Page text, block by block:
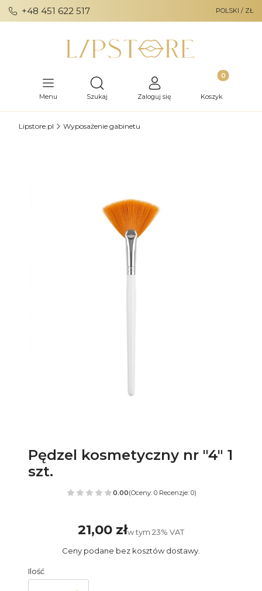
+48 451 622 517 POLSKI / ZŁ
Menu
Otwórz wyszukiwarkę
Szukaj Zaloguj się
Produkty w
Koszyk
Lipstore.pl Wyposażenie gabinetu
Pędzel kosmetyczny nr "4" 1
szt.
0.00(Oceny: 0 Recenzje: 0)
Cena
21,00 złw tym 23% VAT
w tym 23% VAT
Ceny podane bez kosztów dostawy.
Ilość